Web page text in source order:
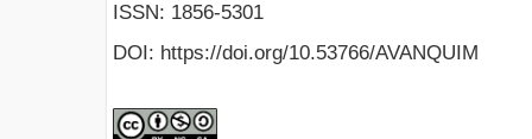
ISSN: 1856-5301
DOI: https://doi.org/10.53766/AVANQUIM